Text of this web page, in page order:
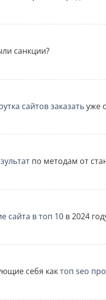
санкции?
сайтов заказатьуже
по методам от
сайта в топ 10в 2024
себя кактоп seo